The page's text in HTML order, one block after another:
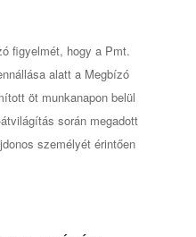
figyelmét, hogy a Pmt.
alatt a Megbízó
öt munkanapon belül
során megadott
személyét érintően